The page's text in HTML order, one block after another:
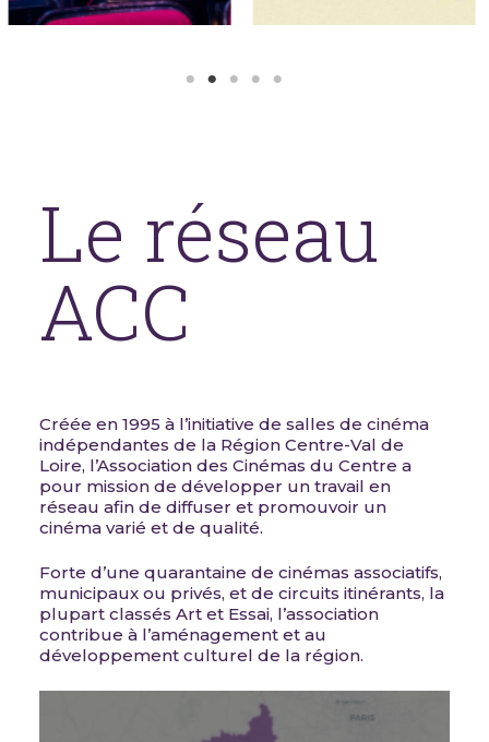
Le réseau
ACC
Créée en 1995 à l’initiative de salles de cinéma
indépendantes de la Région Centre-Val de
Loire, l’Association des Cinémas du Centre a
pour mission de développer un travail en
réseau afin de diffuser et promouvoir un
cinéma varié et de qualité.
Forte d’une quarantaine de cinémas associatifs,
municipaux ou privés, et de circuits itinérants, la
plupart classés Art et Essai, l’association
contribue à l’aménagement et au
développement culturel de la région.